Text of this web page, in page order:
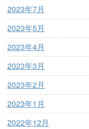
2023年7月
2023年5月
2023年4月
2023年3月
2023年2月
2023年1月
2022年12月